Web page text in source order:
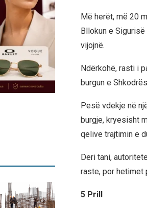
Më herët, më 20
Bllokun e
vijojnë.
Ndërkohë, rasti i
burgun e
Pesë vdekje në
burgje, kryesisht
qelive trajtimin e
Deri tani,
raste, por hetimet
5 Prill